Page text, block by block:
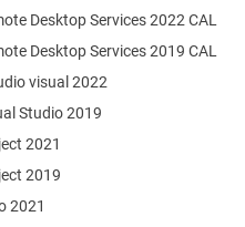
Desktop Services 2022 CAL
Desktop Services 2019 CAL
visual 2022
Studio 2019
2021
2019
2021